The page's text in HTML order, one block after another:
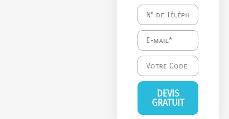
DEVIS
GRATUIT